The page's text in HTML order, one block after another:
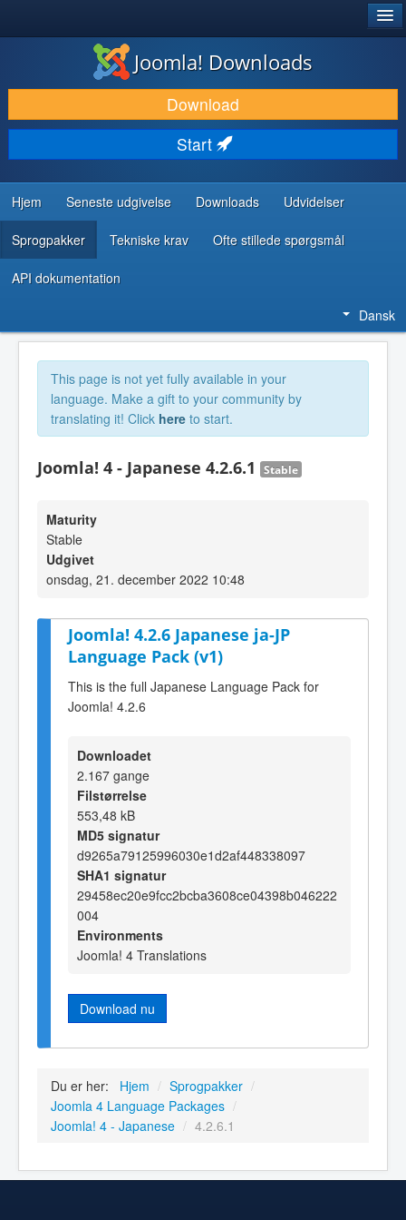
DOWNLOAD & UDVID
OPDAG & LÆR
FÆLLESSKABET & SUPPORT
UDVIKLERRESSOURCER
Joomla! Downloads
Download
Start
Hjem Seneste udgivelse Downloads Udvidelser
Sprogpakker Tekniske krav Ofte stillede spørgsmål
API dokumentation
Dansk
This page is not yet fully available in your
language. Make a gift to your community by
translating it! Click here to start.
Joomla! 4 - Japanese 4.2.6.1 Stable
Maturity
Stable
Udgivet
onsdag, 21. december 2022 10:48
Joomla! 4.2.6 Japanese ja-JP
Language Pack (v1)
This is the full Japanese Language Pack for
Joomla! 4.2.6
Downloadet
2.167 gange
Filstørrelse
553,48 kB
MD5 signatur
d9265a79125996030e1d2af448338097
SHA1 signatur
29458ec20e9fcc2bcba3608ce04398b046222
004
Environments
Joomla! 4 Translations
Download nu
Du er her: Hjem / Sprogpakker /
Joomla 4 Language Packages /
Joomla! 4 - Japanese / 4.2.6.1